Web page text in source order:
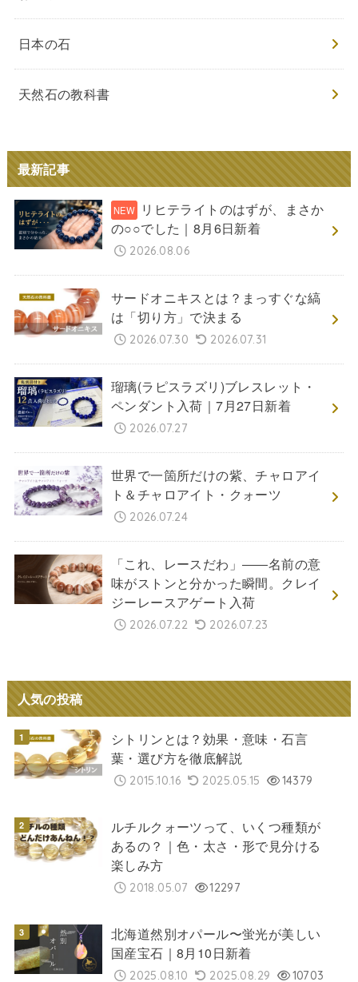
日本の石
天然石の教科書
最新記事
リヒテライトのはずが、まさか
の○○でした｜8月6日新着
2026.08.06
サードオニキスとは？まっすぐな縞
は「切り方」で決まる
2026.07.30 2026.07.31
瑠璃(ラピスラズリ)ブレスレット・
ペンダント入荷｜7月27日新着
2026.07.27
世界で一箇所だけの紫、チャロアイ
ト＆チャロアイト・クォーツ
2026.07.24
「これ、レースだわ」――名前の意
味がストンと分かった瞬間。クレイ
ジーレースアゲート入荷
2026.07.22 2026.07.23
人気の投稿
シトリンとは？効果・意味・石言
葉・選び方を徹底解説
2015.10.16 2025.05.15 14379
ルチルクォーツって、いくつ種類が
あるの？｜色・太さ・形で見分ける
楽しみ方
2018.05.07 12297
北海道然別オパール〜蛍光が美しい
国産宝石｜8月10日新着
2025.08.10 2025.08.29 10703